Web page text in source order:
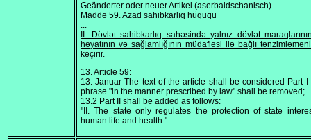
Geänderter oder neuer Artikel (aserbaidschanisch)
Maddə 59. Azad sahibkarlıq hüququ
...
II. Dövlət sahibkarlıq sahəsində yalnız dövlət
həyatının və sağlamlığının müdafiəsi ilə bağlı
keçirir.
13. Article 59:
13. Januar The text of the article shall be considered Part I
phrase "in the manner prescribed by law" shall be removed;
13.2 Part II shall be added as follows:
"II. The state only regulates the protection of state
human life and health."